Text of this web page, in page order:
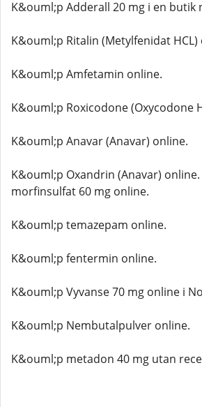
K&ouml;p Adderall 20 mg i en butik
K&ouml;p Ritalin (Metylfenidat HCL)
K&ouml;p Amfetamin online.
K&ouml;p Roxicodone (Oxycodone
K&ouml;p Anavar (Anavar) online.
K&ouml;p Oxandrin (Anavar)
morfinsulfat 60 mg online.
K&ouml;p temazepam online.
K&ouml;p fentermin online.
K&ouml;p Vyvanse 70 mg online i
K&ouml;p Nembutalpulver online.
K&ouml;p metadon 40 mg utan